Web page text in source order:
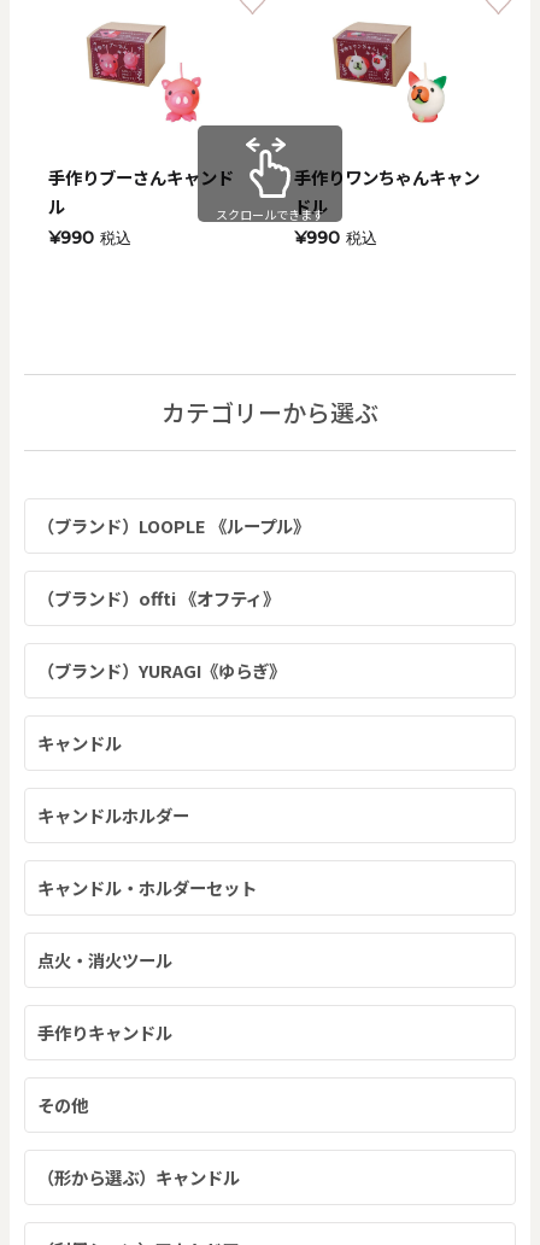
手作りブーさんキャンド
ル
¥990 税込
手作りワンちゃんキャン
ドル
¥990 税込
スクロールできます
カテゴリーから選ぶ
（ブランド）LOOPLE 《ループル》
（ブランド）offti 《オフティ》
（ブランド）YURAGI《ゆらぎ》
キャンドル
キャンドルホルダー
キャンドル・ホルダーセット
点火・消火ツール
手作りキャンドル
その他
（形から選ぶ）キャンドル